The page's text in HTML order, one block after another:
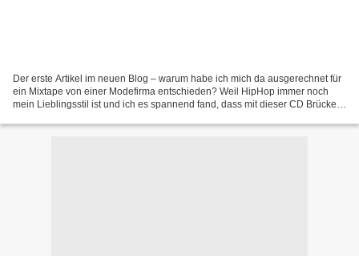
Der erste Artikel im neuen Blog – warum habe ich mich da ausgerechnet für
ein Mixtape von einer Modefirma entschieden? Weil HipHop immer noch
mein Lieblingsstil ist und ich es spannend fand, dass mit dieser CD Brücken